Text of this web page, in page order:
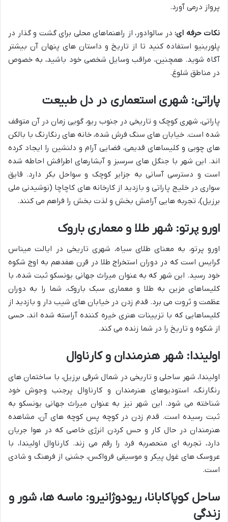
پرواز درمی آورد.
نکات حرفه ای: در سالوادور، از راهنماهای محلی برای گشت و گذار در
پلورینیو استفاده کنید تا از تاریخ و داستان های پنهان آن بیشتر
آگاه شوید. همچنین، مراقب وسایل شخصی خود باشید، به خصوص
در مناطق شلوغ.
پاراتی: شهری استعماری در دل طبیعت
پاراتی، شهری کوچک و تاریخی در جنوب ریو، گویی زمان در آن متوقف
شده است. خیابان های سنگ فرش شده، خانه های رنگارنگ با بالکن
های چوبی و کلیساهای قدیمی، فضایی آرام و دلنشین را ایجاد کرده
اند. این شهر با جنگل های سرسبز و آبشارهای اطرافش احاطه شده
است و دسترسی آسانی به جزایر کوچک و سواحل بکر دارد. قایق
سواری در خلیج پاراتی و بازدید از کارخانه های کاچاچا (نوشیدنی ملی
برزیل)، تجربه هایی آرامش بخش و لذت بخش را فراهم می کنند.
اورو پرتو: شهر طلا و معماری باروک
اورو پرتو، به معنای طلای سیاه، شهری تاریخی در ایالت میناس
گرایس است که در دوران استخراج طلا در قرن هفدهم به اوج شکوه
خود رسید. این شهر که به عنوان میراث جهانی یونسکو ثبت شده، با
کلیساهای مزین به طلا و معماری سبک باروک، شما را به دوران
عظمت و ثروت می برد. قدم زدن در خیابان های شیب دار و بازدید از
کلیساهایی که با تزیینات هنری خیره کننده آراسته شده اند، حسی
از شکوه و تاریخ را در شما زنده می کند.
اولیندا: شهر هنرمندان و کارناوال
اولیندا، شهر ساحلی و تاریخی در شمال شرقی برزیل، با ساختمان های
رنگارنگ، استودیوهای هنرمندان و کارناوال پرجنب وجوش خود
شناخته می شود. این شهر نیز به عنوان میراث جهانی یونسکو به
ثبت رسیده است. قدم زدن در کوچه پس کوچه های آن، مشاهده
هنرمندان در حال کار و حس کردن انرژی خاصی که در هوا جریان
دارد، تجربه ای منحصربه فرد را رقم می زند. کارناوال اولیندا، با
عروسک های غول پیکر و موسیقی فرواکس، جشنی از فرهنگ و شادی
است.
ساحل کوپاکابانا، ریودوژانیرو: ماسه ها، شور و
زندگی